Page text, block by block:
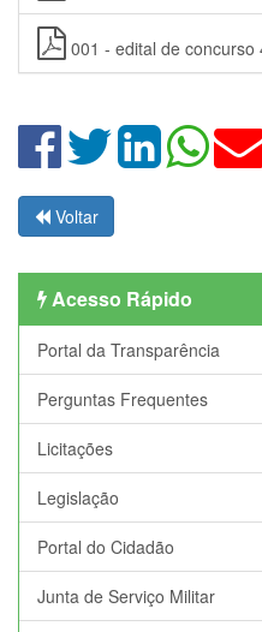
001 - edital de
Voltar
Acesso Rápido
Portal da Transparência
Perguntas Frequentes
Licitações
Legislação
Portal do Cidadão
Junta de Serviço Militar